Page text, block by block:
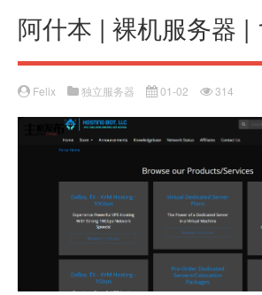
阿什本 | 裸机服务器 |
Felix 独立服务器 01-02 314